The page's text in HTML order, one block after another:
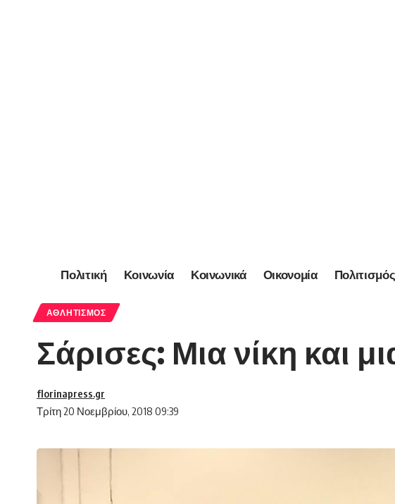
Πολιτική Κοινωνία Κοινωνικά Οικονομία Πολιτισμός
ΑΘΛΗΤΙΣΜΌΣ
Σάρισες: Μια νίκη και
Τρίτη 20 Νοεμβρίου, 2018 09:39
florinapress.gr